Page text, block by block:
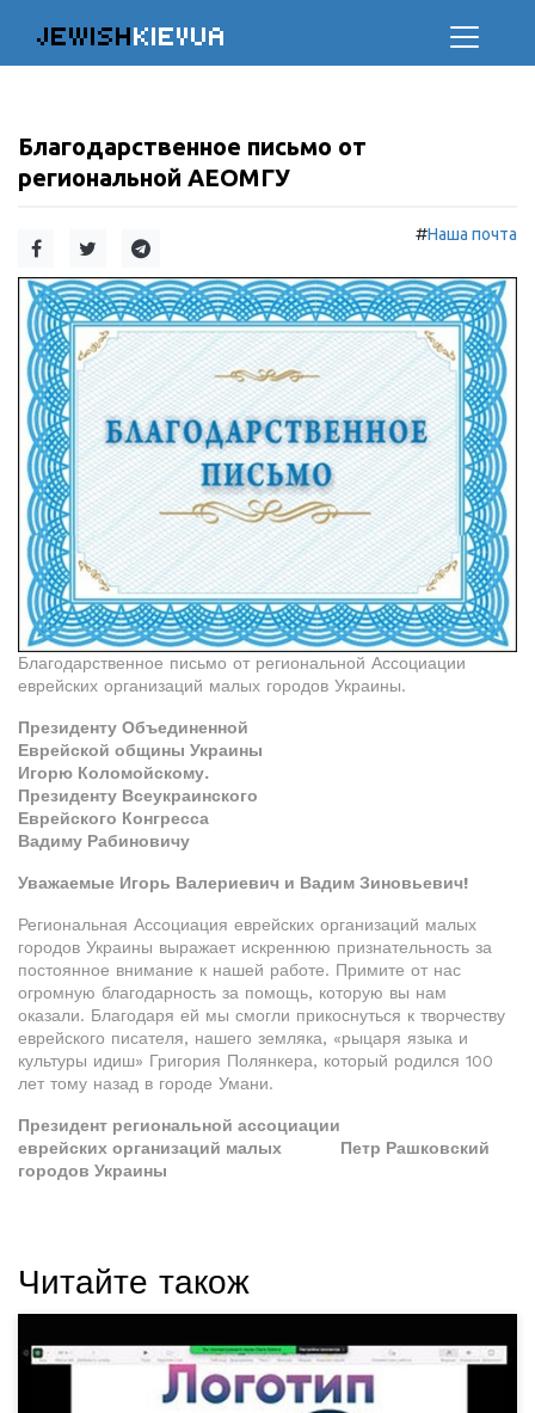
JEWISHKIEVUA
Благодарственное письмо от
региональной АЕОМГУ
#Наша почта
Благодарственное письмо от региональной Ассоциации
еврейских организаций малых городов Украины.
Президенту Объединенной
Еврейской общины Украины
Игорю Коломойскому.
Президенту Всеукраинского
Еврейского Конгресса
Вадиму Рабиновичу
Уважаемые Игорь Валериевич и Вадим Зиновьевич!
Региональная Ассоциация еврейских организаций малых
городов Украины выражает искреннюю признательность за
постоянное внимание к нашей работе. Примите от нас
огромную благодарность за помощь, которую вы нам
оказали. Благодаря ей мы смогли прикоснуться к творчеству
еврейского писателя, нашего земляка, «рыцаря языка и
культуры идиш» Григория Полянкера, который родился 100
лет тому назад в городе Умани.
Президент региональной ассоциации
еврейских организаций малых
городов Украины
Петр Рашковский
Читайте також